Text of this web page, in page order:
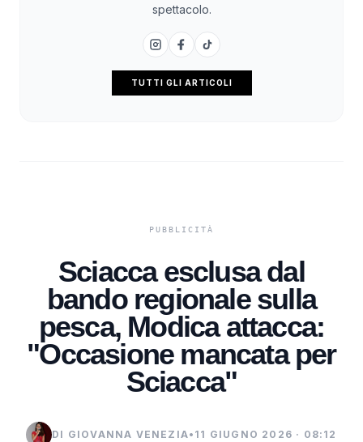
spettacolo.
TUTTI GLI ARTICOLI
Sciacca esclusa dal
bando regionale sulla
pesca, Modica attacca:
"Occasione mancata per
Sciacca"
DI GIOVANNA VENEZIA• 11 GIUGNO 2026 · 08:12